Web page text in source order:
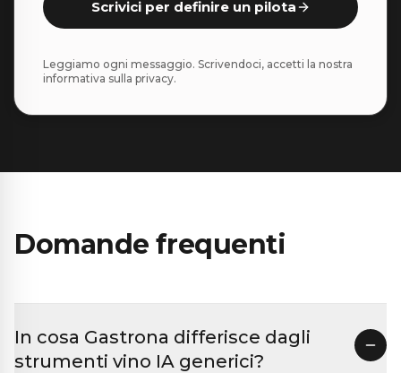
Scrivici per definire un pilota
Leggiamo ogni messaggio. Scrivendoci, accetti la nostra
informativa sulla privacy.
Domande frequenti
In cosa Gastrona differisce dagli
strumenti vino IA generici?